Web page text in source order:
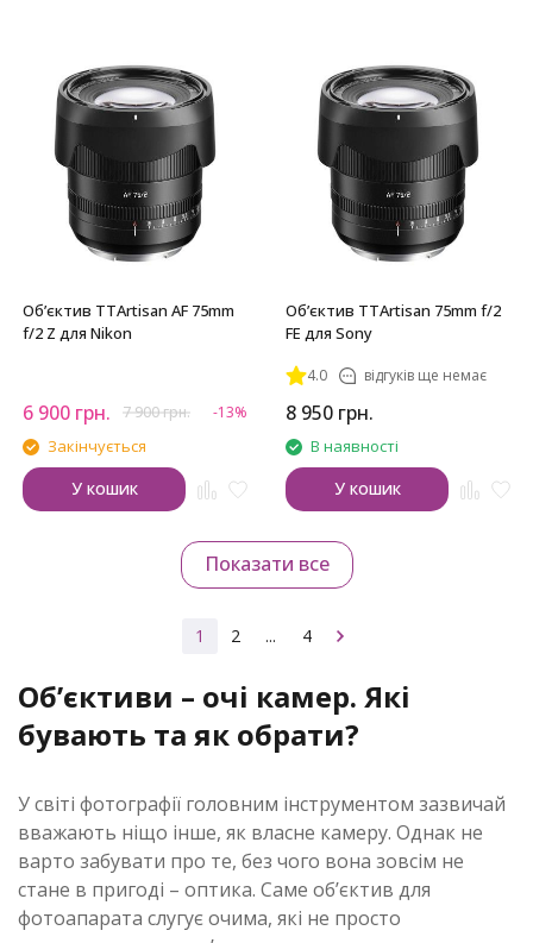
Обʼєктив TTArtisan AF 75mm
f/2 Z для Nikon
6 900 грн. 7 900грн. -13%
Закінчується
У кошик
Обʼєктив TTArtisan 75mm f/2
FE для Sony
4.0 відгуків ще немає
8 950 грн.
В наявності
У кошик
Показати все
1 2 ... 4
Об’єктиви – очі камер. Які
бувають та як обрати?
У світі фотографії головним інструментом зазвичай
вважають ніщо інше, як власне камеру. Однак не
варто забувати про те, без чого вона зовсім не
стане в пригоді – оптика. Саме об’єктив для
фотоапарата слугує очима, які не просто